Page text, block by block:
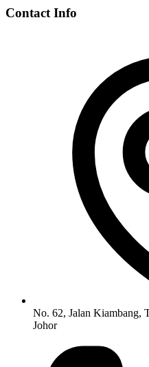
Contact Info
No. 62, Jalan Kiambang,
Johor